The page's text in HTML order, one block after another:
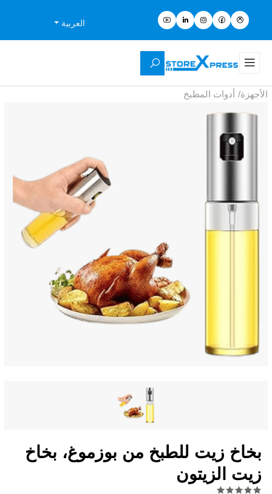
العربية
الأجهزة/ أدوات المطبخ
بخاخ زيت للطبخ من بوزموغ، بخاخ
زيت الزيتون